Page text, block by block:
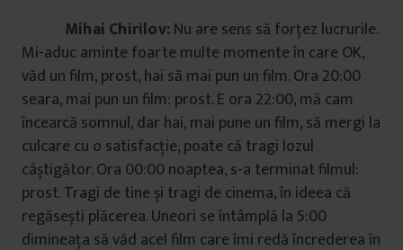
Mihai Chirilov: Nu are sens să forțez lucrurile.
Mi-aduc aminte foarte multe momente în care OK,
văd un film, prost, hai să mai pun un film. Ora 20:00
seara, mai pun un film: prost. E ora 22:00, mă cam
încearcă somnul, dar hai, mai pune un film, să mergi la
culcare cu o satisfacție, poate că tragi lozul
câștigător. Ora 00:00 noaptea, s-a terminat filmul:
prost. Tragi de tine și tragi de cinema, în ideea că
regăsești plăcerea. Uneori se întâmplă la 5:00
dimineața să văd acel film care îmi redă încrederea în